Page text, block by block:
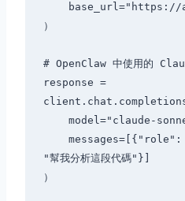
）
# OpenClaw 中使用的
response =
"幫我分析這段代碼"}]